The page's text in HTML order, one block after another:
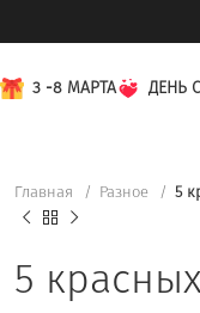
3 -8 МАРТА ДЕНЬ
Главная Разное 5
5